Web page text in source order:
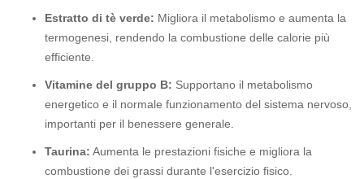
Estratto di tè verde: Migliora il metabolismo e aumenta la
termogenesi, rendendo la combustione delle calorie più
efficiente.
Vitamine del gruppo B: Supportano il metabolismo
energetico e il normale funzionamento del sistema nervoso,
importanti per il benessere generale.
Taurina: Aumenta le prestazioni fisiche e migliora la
combustione dei grassi durante l'esercizio fisico.